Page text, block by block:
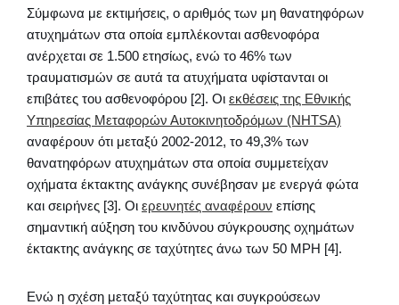
Σύμφωνα με εκτιμήσεις, ο αριθμός των μη θανατηφόρων
ατυχημάτων στα οποία εμπλέκονται ασθενοφόρα
ανέρχεται σε 1.500 ετησίως, ενώ το 46% των
τραυματισμών σε αυτά τα ατυχήματα υφίστανται οι
επιβάτες του ασθενοφόρου [2]. Οι εκθέσεις της Εθνικής
Υπηρεσίας Μεταφορών Αυτοκινητοδρόμων (NHTSA)
αναφέρουν ότι μεταξύ 2002-2012, το 49,3% των
θανατηφόρων ατυχημάτων στα οποία συμμετείχαν
οχήματα έκτακτης ανάγκης συνέβησαν με ενεργά φώτα
και σειρήνες [3]. Οι ερευνητές αναφέρουν επίσης
σημαντική αύξηση του κινδύνου σύγκρουσης οχημάτων
έκτακτης ανάγκης σε ταχύτητες άνω των 50 MPH [4].
Ενώ η σχέση μεταξύ ταχύτητας και συγκρούσεων